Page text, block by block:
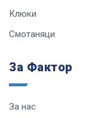
Клюки
Смотаняци
За Фактор
За нас